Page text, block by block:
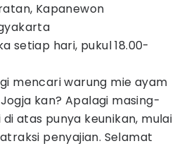
Kapanewon
setiap hari, pukul 18.00-
mencari warung mie ayam
kan? Apalagi masing-
atas punya keunikan, mulai
penyajian. Selamat